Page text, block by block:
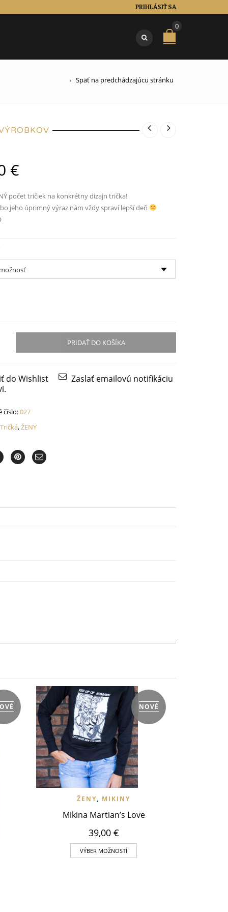
PRIHLÁSIŤ SA
0
Späť na predchádzajúcu stránku
€
počet tričiek na konkrétny dizajn trička!
jeho úprimný výraz nám vždy spraví lepší deň
PRIDAŤ DO KOŠÍKA
do Wishlist
Zaslať emailovú notifikáciu
číslo:027
Tričká,ŽENY
NOVÉ
VLOŽIŤ DO WISHLIST RÝCHLY NÁHĽAD
ŽENY, MIKINY
Mikina Martian’s Love
39,00 €
VÝBER MOŽNOSTÍ